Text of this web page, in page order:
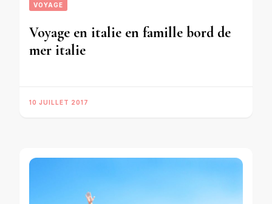
VOYAGE
Voyage en italie en famille bord de
mer italie
10 JUILLET 2017